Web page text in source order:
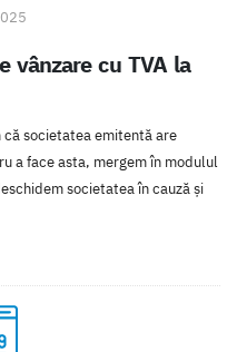
vânzare cu TVA la
societatea emitentă are
a face asta, mergem în modulul
societatea în cauză și